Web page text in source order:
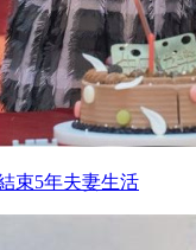
束5年夫妻生活